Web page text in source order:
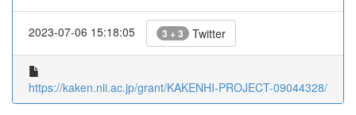
2023-07-06 15:18:05 3 + 3 Twitter
https://kaken.nii.ac.jp/grant/KAKENHI-PROJECT-09044328/